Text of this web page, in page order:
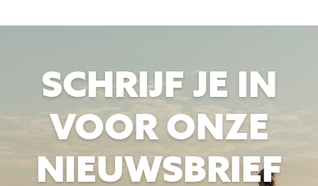
SCHRIJF JE IN
VOOR ONZE
NIEUWSBRIEF